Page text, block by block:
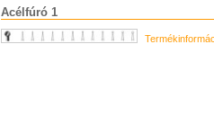
Acélfúró 1